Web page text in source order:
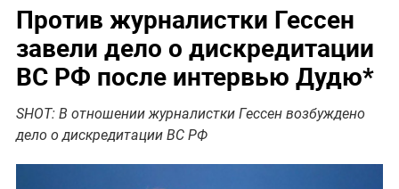
Против журналистки Гессен
завели дело о дискредитации
ВС РФ после интервью Дудю*
SHOT: В отношении журналистки Гессен возбуждено
дело о дискредитации ВС РФ